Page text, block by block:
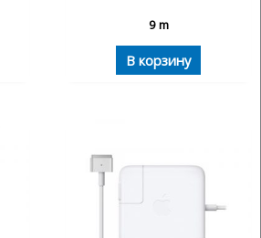
9m
В корзину